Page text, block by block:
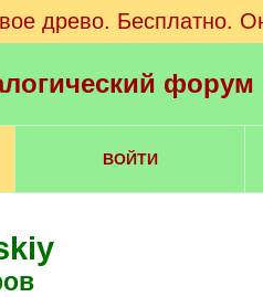
древо. Бесплатно.
ВОЙТИ